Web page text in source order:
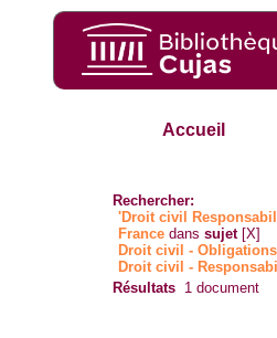
Accueil
Rechercher:
'Droit civil
France danssujet [X]
Droit civil - Obligations
Droit civil -
Résultats 1 document